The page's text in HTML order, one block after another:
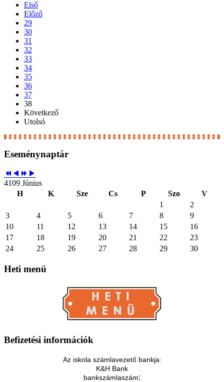
Első
Előző
29
30
31
32
33
34
35
36
37
38
Következő
Utolsó
Eseménynaptár
4109 Június
H
K Sze Cs P Szo
V
1
2
3
4 5 6 7 8
9
10
11 12 13 14 15
16
17
18 19 20 21 22
23
24
25 26 27 28 29 30
Heti menü
Befizetési információk
Az iskola számlavezető bankja:
K&H Bank
bankszámlaszám: